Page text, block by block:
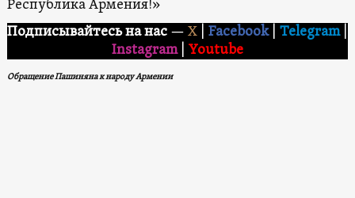
Республика Армения!»
Подписывайтесь на нас — X Facebook Telegram|
Instagram
Youtube
Обращение Пашиняна к народу Армении